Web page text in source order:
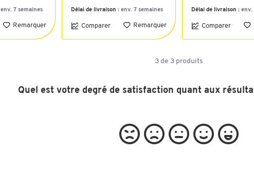
env. 7 semaines
Remarquer
Délai de livraison : env. 7 semaines
Comparer Remarquer
Délai de livraison : env.
Comparer
3 de 3 produits
Quel est votre degré de satisfaction quant aux